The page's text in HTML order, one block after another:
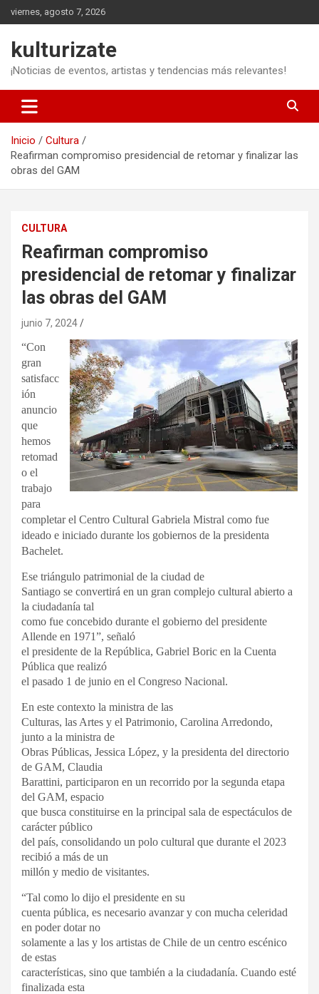
Saltar
al
viernes, agosto 7, 2026
kulturizate
¡Noticias de eventos, artistas y tendencias más relevantes!
Inicio
Cultura
Reafirman compromiso presidencial de retomar y finalizar las
obras del GAM
CULTURA
Reafirman compromiso
presidencial de retomar y finalizar
las obras del GAM
junio 7, 2024
“Con
gran
satisfacc
ión
anuncio
que
hemos
retomad
o el
trabajo
para
completar el Centro Cultural Gabriela Mistral como fue
ideado e iniciado durante los gobiernos de la presidenta
Bachelet.
Ese triángulo patrimonial de la ciudad de
Santiago se convertirá en un gran complejo cultural abierto a
la ciudadanía tal
como fue concebido durante el gobierno del presidente
Allende en 1971”, señaló
el presidente de la República, Gabriel Boric en la Cuenta
Pública que realizó
el pasado 1 de junio en el Congreso Nacional.
En este contexto la ministra de las
Culturas, las Artes y el Patrimonio, Carolina Arredondo,
junto a la ministra de
Obras Públicas, Jessica López, y la presidenta del directorio
de GAM, Claudia
Barattini, participaron en un recorrido por la segunda etapa
del GAM, espacio
que busca constituirse en la principal sala de espectáculos de
carácter público
del país, consolidando un polo cultural que durante el 2023
recibió a más de un
millón y medio de visitantes.
“Tal como lo dijo el presidente en su
cuenta pública, es necesario avanzar y con mucha celeridad
en poder dotar no
solamente a las y los artistas de Chile de un centro escénico
de estas
características, sino que también a la ciudadanía. Cuando esté
finalizada esta